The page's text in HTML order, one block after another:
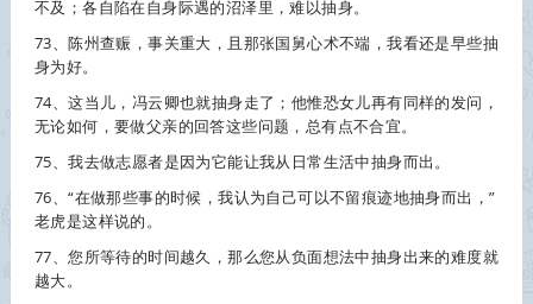
不及；各自陷在自身际遇的沼泽里，难以抽身。
73、陈州查赈，事关重大，且那张国舅心术不端，我看还是早些抽
身为好。
74、这当儿，冯云卿也就抽身走了；他惟恐女儿再有同样的发问，
无论如何，要做父亲的回答这些问题，总有点不合宜。
75、我去做志愿者是因为它能让我从日常生活中抽身而出。
76、“在做那些事的时候，我认为自己可以不留痕迹地抽身而出，”
老虎是这样说的。
77、您所等待的时间越久，那么您从负面想法中抽身出来的难度就
越大。